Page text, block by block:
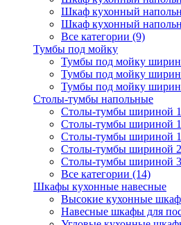
Шкаф кухонный
Шкаф кухонный
Все категории (9)
Тумбы под мойку
Тумбы под мойку
Тумбы под мойку
Тумбы под мойку
Столы-тумбы напольные
Столы-тумбы шириной
Столы-тумбы шириной
Столы-тумбы шириной
Столы-тумбы шириной
Столы-тумбы шириной
Все категории (14)
Шкафы кухонные навесные
Высокие кухонные
Навесные шкафы для